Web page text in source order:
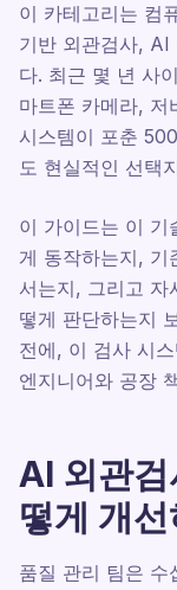
이 카테고리는 컴
기반 외관검사, AI
다. 최근 몇 년 사
마트폰 카메라, 저
시스템이 포춘
도 현실적인 선택
이 가이드는 이 기
게 동작하는지, 기
서는지, 그리고 자
떻게 판단하는지
전에, 이 검사 시
엔지니어와 공장
AI 외관검
떻게 개
품질 관리 팀은 수